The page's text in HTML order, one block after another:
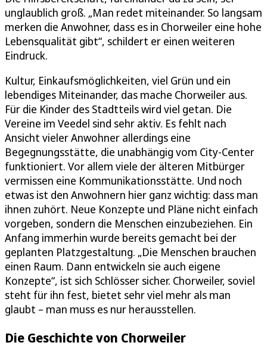
unglaublich groß. „Man redet miteinander. So langsam
merken die Anwohner, dass es in Chorweiler eine hohe
Lebensqualität gibt“, schildert er einen weiteren
Eindruck.
Kultur, Einkaufsmöglichkeiten, viel Grün und ein
lebendiges Miteinander, das mache Chorweiler aus.
Für die Kinder des Stadtteils wird viel getan. Die
Vereine im Veedel sind sehr aktiv. Es fehlt nach
Ansicht vieler Anwohner allerdings eine
Begegnungsstätte, die unabhängig vom City-Center
funktioniert. Vor allem viele der älteren Mitbürger
vermissen eine Kommunikationsstätte. Und noch
etwas ist den Anwohnern hier ganz wichtig: dass man
ihnen zuhört. Neue Konzepte und Pläne nicht einfach
vorgeben, sondern die Menschen einzubeziehen. Ein
Anfang immerhin wurde bereits gemacht bei der
geplanten Platzgestaltung. „Die Menschen brauchen
einen Raum. Dann entwickeln sie auch eigene
Konzepte“, ist sich Schlösser sicher. Chorweiler, soviel
steht für ihn fest, bietet sehr viel mehr als man
glaubt – man muss es nur herausstellen.
Die Geschichte von Chorweiler